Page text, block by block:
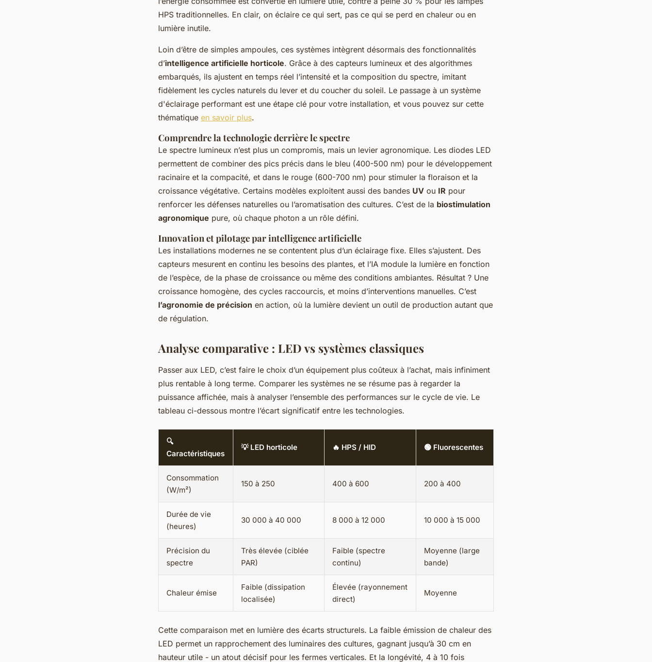
HPS traditionnelles. En clair, on éclaire ce qui sert, pas ce qui se perd en chaleur ou en
lumière inutile.
Loin d’être de simples ampoules, ces systèmes intègrent désormais des fonctionnalités
d’intelligence artificielle horticole. Grâce à des capteurs lumineux et des algorithmes
embarqués, ils ajustent en temps réel l’intensité et la composition du spectre, imitant
fidèlement les cycles naturels du lever et du coucher du soleil. Le passage à un système
d'éclairage performant est une étape clé pour votre installation, et vous pouvez sur cette
thématique en savoir plus.
Comprendre la technologie derrière le spectre
Le spectre lumineux n’est plus un compromis, mais un levier agronomique. Les diodes LED
permettent de combiner des pics précis dans le bleu (400-500 nm) pour le développement
racinaire et la compacité, et dans le rouge (600-700 nm) pour stimuler la floraison et la
croissance végétative. Certains modèles exploitent aussi des bandes UV ou IR pour
renforcer les défenses naturelles ou l’aromatisation des cultures. C’est de la biostimulation
agronomique pure, où chaque photon a un rôle défini.
Innovation et pilotage par intelligence artificielle
Les installations modernes ne se contentent plus d’un éclairage fixe. Elles s’ajustent. Des
capteurs mesurent en continu les besoins des plantes, et l’IA module la lumière en fonction
de l’espèce, de la phase de croissance ou même des conditions ambiantes. Résultat ? Une
croissance homogène, des cycles raccourcis, et moins d’interventions manuelles. C’est
l’agronomie de précision en action, où la lumière devient un outil de production autant que
de régulation.
Analyse comparative : LED vs systèmes classiques
Passer aux LED, c’est faire le choix d’un équipement plus coûteux à l’achat, mais infiniment
plus rentable à long terme. Comparer les systèmes ne se résume pas à regarder la
puissance affichée, mais à analyser l’ensemble des performances sur le cycle de vie. Le
tableau ci-dessous montre l’écart significatif entre les technologies.
🔍
Caractéristiques
💡 LED horticole 🔥 HPS / HID 🟢 Fluorescentes
Consommation
(W/m²)
150 à 250 400 à 600 200 à 400
Durée de vie
(heures)
30 000 à 40 000 8 000 à 12 000 10 000 à 15 000
Précision du
spectre
Très élevée (ciblée
PAR)
Faible (spectre
continu)
Moyenne (large
bande)
Chaleur émise
Faible (dissipation
localisée)
Élevée (rayonnement
direct)
Moyenne
Cette comparaison met en lumière des écarts structurels. La faible émission de chaleur des
LED permet un rapprochement des luminaires des cultures, gagnant jusqu’à 30 cm en
hauteur utile - un atout décisif pour les fermes verticales. Et la longévité, 4 à 10 fois